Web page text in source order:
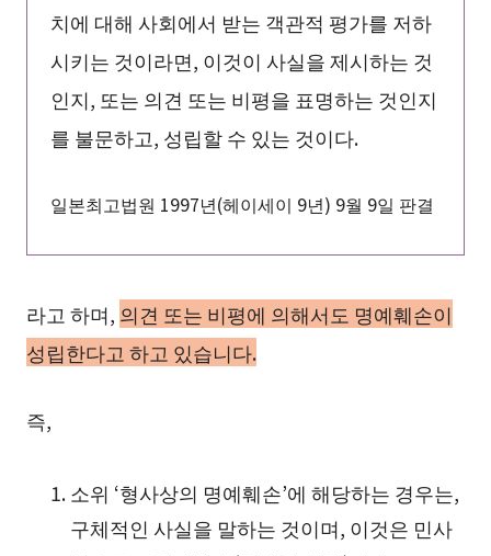
치에 대해 사회에서 받는 객관적 평가를 저하
시키는 것이라면, 이것이 사실을 제시하는 것
인지, 또는 의견 또는 비평을 표명하는 것인지
를 불문하고, 성립할 수 있는 것이다.
일본최고법원 1997년(헤이세이 9년) 9월 9일 판결
라고 하며, 의견 또는 비평에 의해서도 명예훼손이
성립한다고 하고 있습니다.
즉,
소위 ‘형사상의 명예훼손’에 해당하는 경우는,
구체적인 사실을 말하는 것이며, 이것은 민사